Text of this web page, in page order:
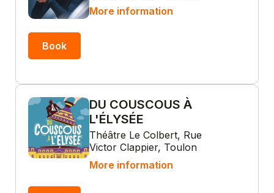
More information
Book
DU COUSCOUS À
L'ÉLYSÉE
Théâtre Le Colbert, Rue
Victor Clappier, Toulon
More information